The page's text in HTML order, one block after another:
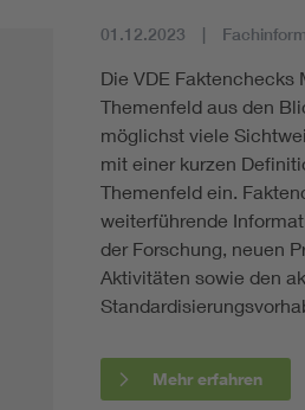
01.12.2023
Die VDE Faktenchecks
Themenfeld aus den
möglichst viele
mit einer kurzen
Themenfeld ein.
weiterführende
der Forschung, neuen
Aktivitäten sowie den
Mehr erfahren